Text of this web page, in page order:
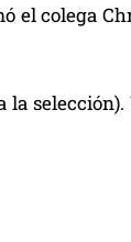
el colega
la